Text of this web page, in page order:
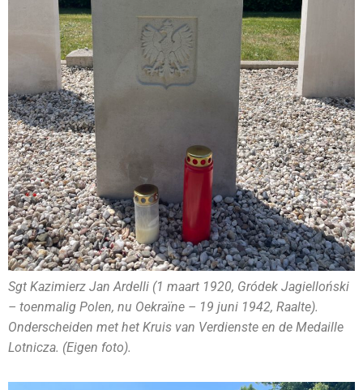
Sgt Kazimierz Jan Ardelli (1 maart 1920, Gródek Jagielloński
– toenmalig Polen, nu Oekraïne – 19 juni 1942, Raalte).
Onderscheiden met het Kruis van Verdienste en de Medaille
Lotnicza. (Eigen foto).